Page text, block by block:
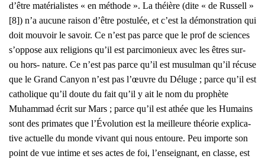
d’être maté­ria­listes « en méthode ». La théière (dite « de Rus­sell »
[8]) n’a aucune rai­son d’être pos­tu­lée, et c’est la démons­tra­tion qui
doit mou­voir le savoir. Ce n’est pas parce que le prof de sciences
s’oppose aux reli­gions qu’il est par­ci­mo­nieux avec les êtres sur-
ou hors- nature. Ce n’est pas parce qu’il est musul­man qu’il récuse
que le Grand Canyon n’est pas l’œuvre du Déluge ; parce qu’il est
catho­lique qu’il doute du fait qu’il y ait le nom du pro­phète
Muham­mad écrit sur Mars ; parce qu’il est athée que les Humains
sont des pri­mates que l’Évolution est la meilleure théo­rie expli­ca­
tive actuelle du monde vivant qui nous entoure. Peu importe son
point de vue intime et ses actes de foi, l’enseignant, en classe, est